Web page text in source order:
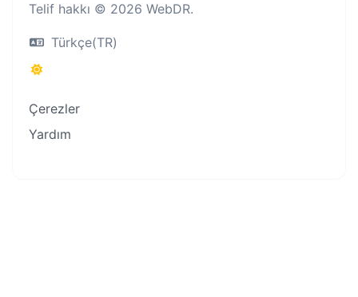
Telif hakkı © 2026 WebDR.
Türkçe(TR)
Çerezler
Yardım